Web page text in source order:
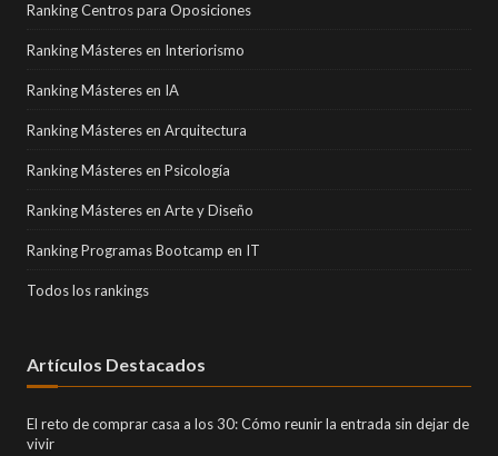
Ranking Centros para Oposiciones
Ranking Másteres en Interiorismo
Ranking Másteres en IA
Ranking Másteres en Arquitectura
Ranking Másteres en Psicología
Ranking Másteres en Arte y Diseño
Ranking Programas Bootcamp en IT
Todos los rankings
Artículos Destacados
El reto de comprar casa a los 30: Cómo reunir la entrada sin dejar de
vivir